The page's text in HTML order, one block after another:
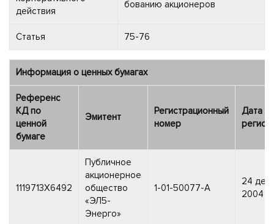
действия
бованию акционеров
Статья 75-76
Информация о ценных бумагах
Референс
КД по
ценной
бумаге
Эмитент
Регистрационный
номер
Дата
1119713X6492
Публичное
акционерное
общество
«ЭЛ5-
Энерго»
1-01-50077-A
24
2004 г.